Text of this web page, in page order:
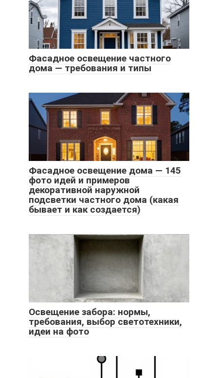
Фасадное освещение частного
дома — требования и типы
Фасадное освещение дома — 145
фото идей и примеров
декоративной наружной
подсветки частного дома (какая
бывает и как создается)
Освещение забора: нормы,
требования, выбор светотехники,
идеи на фото